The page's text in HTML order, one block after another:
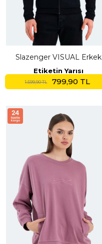
Slazenger VISUAL Erkek
Fermuarlı Dik Yaka Cepli
Siyah Sweatshırt
Etiketin Yarısı
1.599,90 TL 799,90 TL